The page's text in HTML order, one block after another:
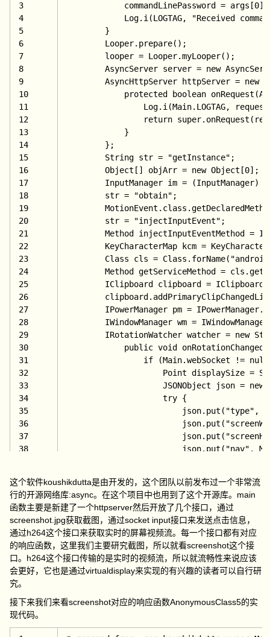
3
4
5
6
7
8
9
10
11
12
13
14
15
16
17
18
19
20
21
22
23
24
25
26
27
28
29
30
31
32
33
34
35
36
37
38
41
42
43
44
45
46
47
48
49
50
51
52
            commandLinePassword = args[
0];
            Log.i(LOGTAG,
"Received
        }
        Looper.prepare();
        looper = Looper.myLooper();
        AsyncServer server =
new
        AsyncHttpServer httpServer =
new
protected
boolean onRequest
Log.i(Main.LOGTAG,
return
            }
        };
        String str =
"getInstance";
        Object[] objArr =
new Object[0];
InputManager im = (InputManager)
        str =
"obtain";
        str =
"injectInputEvent";
Method injectInputEventMethod =
KeyCharacterMap kcm =
        Class cls = Class.forName(
Method getServiceMethod =
IClipboard clipboard =
IPowerManager pm =
IWindowManager wm =
        IRotationWatcher watcher =
new
public void onRotationChanged
if (Main.webSocket !=
Point displaySize =
                    JSONObject json =
new
try {
                        json.put(
"type",
                        json.put(
                        json.put(
                        json.put(
"nav",
                    }
                }
            }
        };
        wm.watchRotation(watcher);
        httpServer.get(
"/screenshot.jpg",
        httpServer.websocket(
"/input",
        httpServer.get(
"/h264", new
AsyncServerSocket rawSocket =
            System.out.println(
"No server
这个软件koushikdutta是由开发的，这个团队以前发布过一个非常流
行的开源网络库:async。在这个项目中也用到了这个开源库。main
函数主要是新建了一个httpserver然后开放了几个接口，通过
screenshot.jpg获取截图，通过socket input接口来发送点击信息，
通过h264这个接口来获取实时的屏幕视频流。每一个接口都有对应
的响应函数，这里我们主要研究截图，所以就看screenshot这个接
口。h264这个接口传输的是实时的视频流，所以就流畅性来说应该
会更好，它也是通过virtualdisplay来实现的有兴趣的读者可以自行研
究。
接下来我们来看screenshot对应的响应函数AnonymousClass5的实
现代码。